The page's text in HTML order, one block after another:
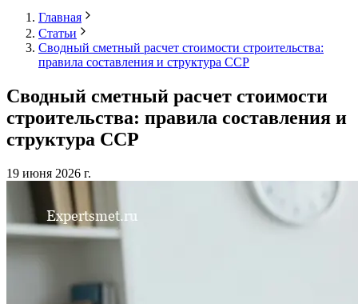
Главная
Статьи
Сводный сметный расчет стоимости строительства:
правила составления и структура ССР
Сводный сметный расчет стоимости
строительства: правила составления и
структура ССР
19 июня 2026 г.